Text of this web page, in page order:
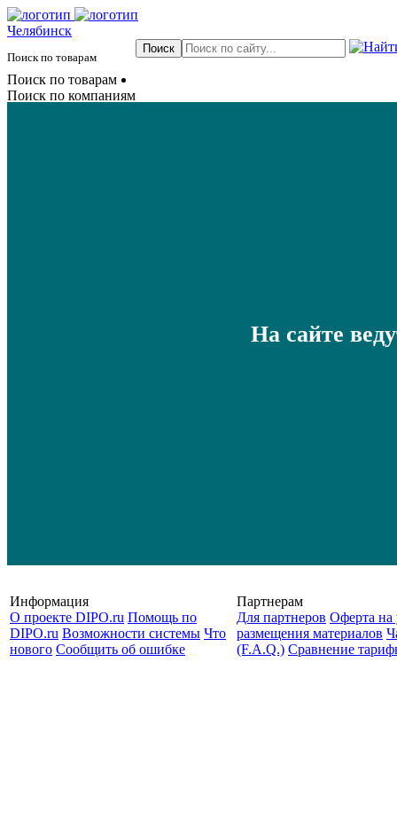
Челябинск
Поиск по товарам
Поиск по товарам
Поиск по компаниям
На сайте
Информация
О проекте DIPO.ru Помощь по
DIPO.ru Возможности системы Что
нового Сообщить об ошибке
Партнерам
Для партнеров Оферта на
размещения материалов
(F.A.Q.) Cравнение